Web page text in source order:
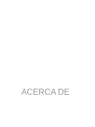
ACERCA DE